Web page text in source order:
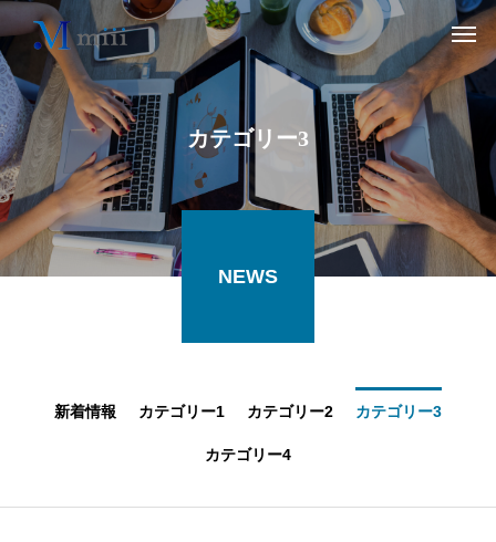
カテゴリー3
NEWS
新着情報 カテゴリー1 カテゴリー2 カテゴリー3
カテゴリー4